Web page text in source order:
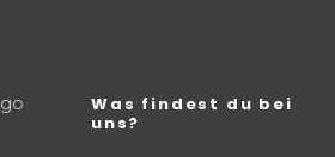
Was findest du bei
uns?